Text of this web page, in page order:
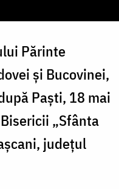
Părinte
și Bucovinei,
Paști, 18 mai
„Sfânta
județul